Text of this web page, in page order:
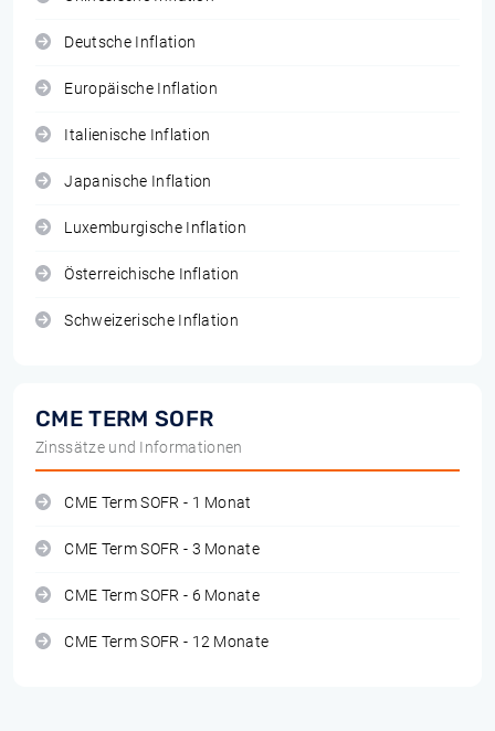
Deutsche Inflation
Europäische Inflation
Italienische Inflation
Japanische Inflation
Luxemburgische Inflation
Österreichische Inflation
Schweizerische Inflation
CME TERM SOFR
Zinssätze und Informationen
CME Term SOFR - 1 Monat
CME Term SOFR - 3 Monate
CME Term SOFR - 6 Monate
CME Term SOFR - 12 Monate